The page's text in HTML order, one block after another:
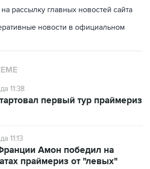
рассылку главных новостей сайта
новости в официальном
11:38
первый тур праймериз
11:13
Амон победил на
праймериз от "левых"